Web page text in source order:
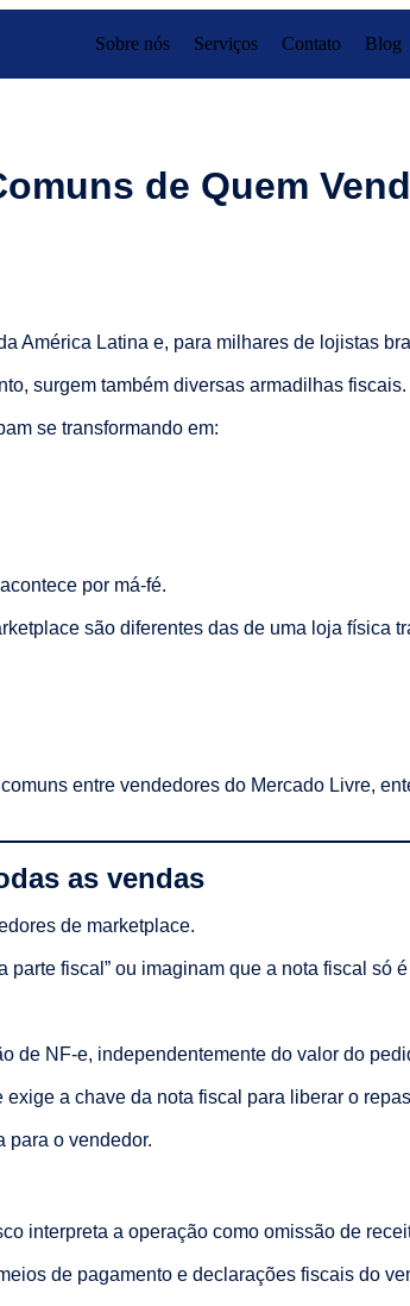
Sobre nós Serviços Contato Blog
de Quem
América Latina e, para milhares de lojistas
surgem também diversas armadilhas fiscais.
se transformando em:
por má-fé.
são diferentes das de uma loja física
entre vendedores do Mercado Livre,
as vendas
de marketplace.
fiscal” ou imaginam que a nota fiscal só
de NF-e, independentemente do valor do
a chave da nota fiscal para liberar o
para o vendedor.
interpreta a operação como omissão de
de pagamento e declarações fiscais do